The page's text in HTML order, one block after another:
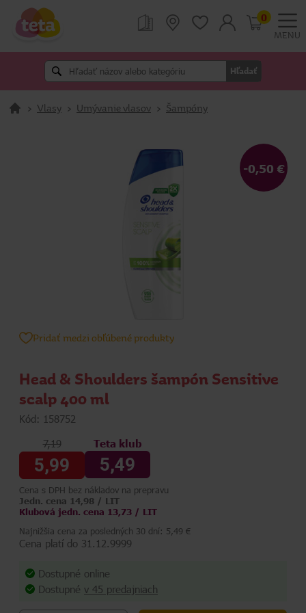
MENU
Hľadať
0
> Vlasy > Umývanie vlasov > Šampóny
-0,50 €
Pridať medzi obľúbené produkty
Head & Shoulders šampón Sensitive
scalp 400 ml
Kód: 158752
7,19
5,99
Teta klub
5,49
Cena s DPH bez nákladov na prepravu
Jedn. cena 14,98 / LIT
Klubová jedn. cena 13,73 / LIT
Najnižšia cena za posledných 30 dní: 5,49 €
Cena platí do 31.12.9999
Dostupné online
Dostupné v 45 predajniach